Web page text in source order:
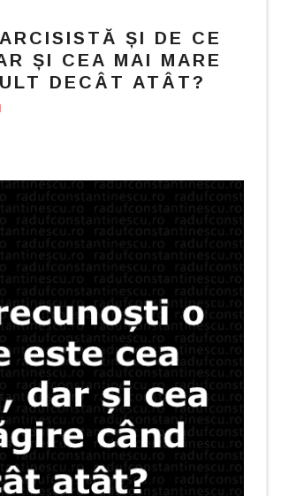
ȘI DE CE
ȘI CEA MAI MARE
DECÂT ATÂT?